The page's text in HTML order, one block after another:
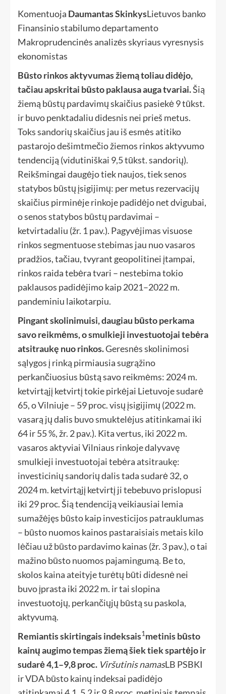
Komentuoja Daumantas SkinkysLietuvos banko
Finansinio stabilumo departamento
Makroprudencinės analizės skyriaus vyresnysis
ekonomistas
Būsto rinkos aktyvumas žiemą toliau didėjo,
tačiau apskritai būsto paklausa auga tvariai.Šią
žiemą būstų pardavimų skaičius pasiekė 9 tūkst.
ir buvo penktadaliu didesnis nei prieš metus.
Toks sandorių skaičius jau iš esmės atitiko
pastarojo dešimtmečio žiemos rinkos aktyvumo
tendenciją (vidutiniškai 9,5 tūkst. sandorių).
Reikšmingai daugėjo tiek naujos, tiek senos
statybos būstų įsigijimų: per metus rezervacijų
skaičius pirminėje rinkoje padidėjo net dvigubai,
o senos statybos būstų pardavimai –
ketvirtadaliu (žr. 1 pav.). Pagyvėjimas visuose
rinkos segmentuose stebimas jau nuo vasaros
pradžios, tačiau, tvyrant geopolitinei įtampai,
rinkos raida tebėra tvari – nestebima tokio
paklausos padidėjimo kaip 2021–2022 m.
pandeminiu laikotarpiu.
Pingant skolinimuisi, daugiau būsto perkama
savo reikmėms, o smulkieji investuotojai tebėra
atsitraukę nuo rinkos.Geresnės skolinimosi
sąlygos į rinką pirmiausia sugrąžino
perkančiuosius būstą savo reikmėms: 2024 m.
ketvirtąjį ketvirtį tokie pirkėjai Lietuvoje sudarė
65, o Vilniuje – 59 proc. visų įsigijimų (2022 m.
vasarą jų dalis buvo smuktelėjus atitinkamai iki
64 ir 55 %, žr. 2 pav.). Kita vertus, iki 2022 m.
vasaros aktyviai Vilniaus rinkoje dalyvavę
smulkieji investuotojai tebėra atsitraukę:
investicinių sandorių dalis tada sudarė 32, o
2024 m. ketvirtąjį ketvirtį ji tebebuvo prislopusi
iki 29 proc. Šią tendenciją veikiausiai lemia
sumažėjęs būsto kaip investicijos patrauklumas
– būsto nuomos kainos pastaraisiais metais kilo
lėčiau už būsto pardavimo kainas (žr. 3 pav.), o tai
mažino būsto nuomos pajamingumą. Be to,
skolos kaina ateityje turėtų būti didesnė nei
buvo įprasta iki 2022 m. ir tai slopina
investuotojų, perkančiųjų būstą su paskola,
aktyvumą.
Remiantis skirtingais indeksais1metinis būsto
kainų augimo tempas žiemą šiek tiek spartėjo ir
sudarė 4,1–9,8 proc. Viršutinis namasLB PSBKI
ir VDA būsto kainų indeksai padidėjo